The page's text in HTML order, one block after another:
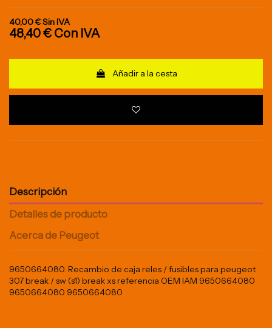
40,00 €Sin IVA
48,40 € Con IVA
Añadir a la cesta
Descripción
Detalles de producto
Acerca de Peugeot
9650664080. Recambio de caja reles / fusibles para peugeot
307 break / sw (s1) break xs referencia OEM IAM 9650664080
9650664080 9650664080